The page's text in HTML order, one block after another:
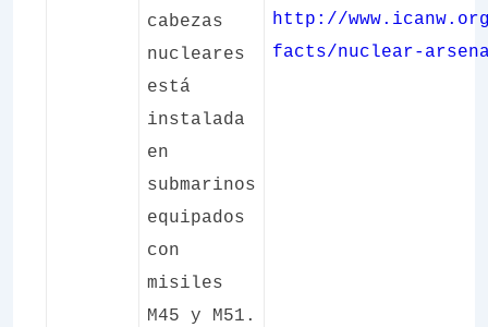
cabezas
nucleares
está
instalada
en
submarinos
equipados
con
misiles
M45 y M51.
http://
facts/nuclear-